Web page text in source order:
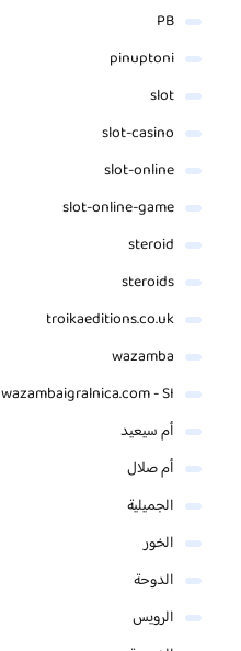
PB
pinuptoni
slot
slot-casino
slot-online
slot-online-game
steroid
steroids
troikaeditions.co.uk
wazamba
wazambaigralnica.com - SI
أم سيعيد
أم صلال
الجميلية
الخور
الدوحة
الرويس